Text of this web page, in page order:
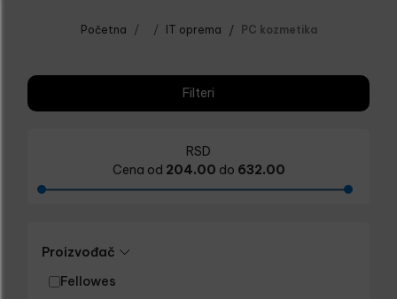
Početna IT oprema PC kozmetika
Filteri
RSD
Cena od 204.00 do 632.00
Proizvođač
Fellowes